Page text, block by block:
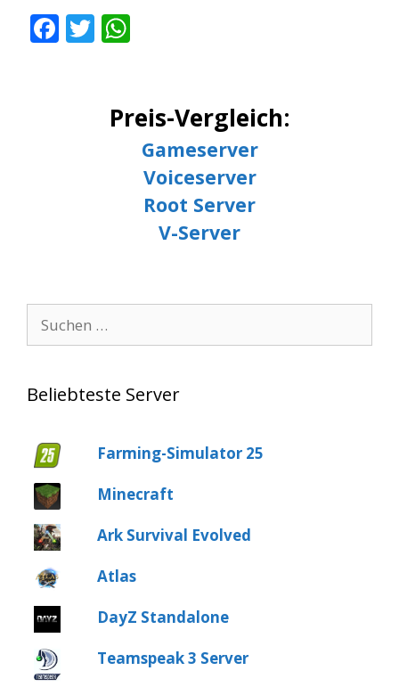
F
ac
T
w
er s
A
p
p
Preis-Vergleich:
Gameserver
Voiceserver
Root Server
V-Server
nach:
Beliebteste Server
Farming-Simulator 25
Minecraft
Ark Survival Evolved
Atlas
DayZ Standalone
Teamspeak 3 Server